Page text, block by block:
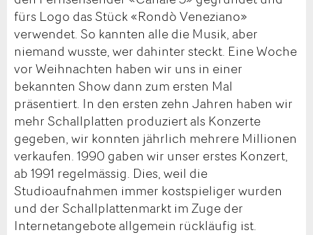
fürs Logo das Stück «Rondò Veneziano»
verwendet. So kannten alle die Musik, aber
niemand wusste, wer dahinter steckt. Eine Woche
vor Weihnachten haben wir uns in einer
bekannten Show dann zum ersten Mal
präsentiert. In den ersten zehn Jahren haben wir
mehr Schallplatten produziert als Konzerte
gegeben, wir konnten jährlich mehrere Millionen
verkaufen. 1990 gaben wir unser erstes Konzert,
ab 1991 regelmässig. Dies, weil die
Studioaufnahmen immer kostspieliger wurden
und der Schallplattenmarkt im Zuge der
Internetangebote allgemein rückläufig ist.